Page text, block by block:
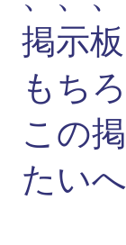
掲示
もち
この
たい